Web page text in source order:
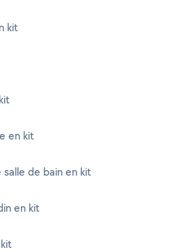
kit
en kit
de bain en kit
en kit